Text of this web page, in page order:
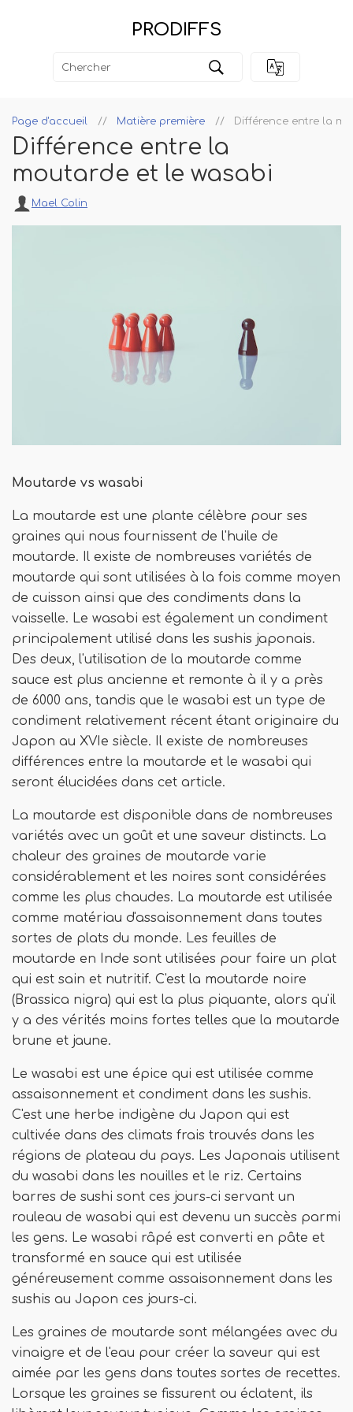
PRODIFFS
Page d'accueil Matière première Différence entre la
Différence entre la
moutarde et le wasabi
Mael Colin
Moutarde vs wasabi
La moutarde est une plante célèbre pour ses
graines qui nous fournissent de l'huile de
moutarde. Il existe de nombreuses variétés de
moutarde qui sont utilisées à la fois comme moyen
de cuisson ainsi que des condiments dans la
vaisselle. Le wasabi est également un condiment
principalement utilisé dans les sushis japonais.
Des deux, l'utilisation de la moutarde comme
sauce est plus ancienne et remonte à il y a près
de 6000 ans, tandis que le wasabi est un type de
condiment relativement récent étant originaire du
Japon au XVIe siècle. Il existe de nombreuses
différences entre la moutarde et le wasabi qui
seront élucidées dans cet article.
La moutarde est disponible dans de nombreuses
variétés avec un goût et une saveur distincts. La
chaleur des graines de moutarde varie
considérablement et les noires sont considérées
comme les plus chaudes. La moutarde est utilisée
comme matériau d'assaisonnement dans toutes
sortes de plats du monde. Les feuilles de
moutarde en Inde sont utilisées pour faire un plat
qui est sain et nutritif. C'est la moutarde noire
(Brassica nigra) qui est la plus piquante, alors qu'il
y a des vérités moins fortes telles que la moutarde
brune et jaune.
Le wasabi est une épice qui est utilisée comme
assaisonnement et condiment dans les sushis.
C'est une herbe indigène du Japon qui est
cultivée dans des climats frais trouvés dans les
régions de plateau du pays. Les Japonais utilisent
du wasabi dans les nouilles et le riz. Certains
barres de sushi sont ces jours-ci servant un
rouleau de wasabi qui est devenu un succès parmi
les gens. Le wasabi râpé est converti en pâte et
transformé en sauce qui est utilisée
généreusement comme assaisonnement dans les
sushis au Japon ces jours-ci.
Les graines de moutarde sont mélangées avec du
vinaigre et de l'eau pour créer la saveur qui est
aimée par les gens dans toutes sortes de recettes.
Lorsque les graines se fissurent ou éclatent, ils